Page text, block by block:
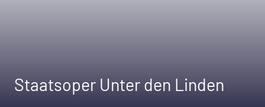
Staatsoper Unter den Linden